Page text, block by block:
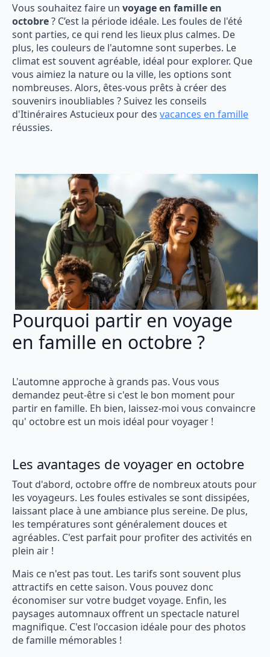
Vous souhaitez faire un voyage en famille en
octobre? C’est la période idéale. Les foules de l'été
sont parties, ce qui rend les lieux plus calmes. De
plus, les couleurs de l'automne sont superbes. Le
climat est souvent agréable, idéal pour explorer. Que
vous aimiez la nature ou la ville, les options sont
nombreuses. Alors, êtes-vous prêts à créer des
souvenirs inoubliables ? Suivez les conseils
d'Itinéraires Astucieux pour des vacances en famille
réussies.
Pourquoi partir en voyage
en famille en octobre ?
L'automne approche à grands pas. Vous vous
demandez peut-être si c'est le bon moment pour
partir en famille. Eh bien, laissez-moi vous convaincre
qu' octobre est un mois idéal pour voyager !
Les avantages de voyager en octobre
Tout d'abord, octobre offre de nombreux atouts pour
les voyageurs. Les foules estivales se sont dissipées,
laissant place à une ambiance plus sereine. De plus,
les températures sont généralement douces et
agréables. C'est parfait pour profiter des activités en
plein air !
Mais ce n'est pas tout. Les tarifs sont souvent plus
attractifs en cette saison. Vous pouvez donc
économiser sur votre budget voyage. Enfin, les
paysages automnaux offrent un spectacle naturel
magnifique. C'est l'occasion idéale pour des photos
de famille mémorables !